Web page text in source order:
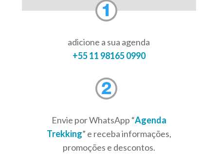
adicione a sua agenda
+55 11 98165 0990
Envie por WhatsApp “Agenda
Trekking” e receba informações,
promoções e descontos.